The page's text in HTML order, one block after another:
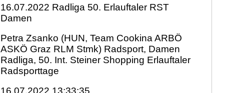
16.07.2022 Radliga 50. Erlauftaler RST
Damen
Petra Zsanko (HUN, Team Cookina ARBÖ
ASKÖ Graz RLM Stmk) Radsport, Damen
Radliga, 50. Int. Steiner Shopping Erlauftaler
Radsporttage